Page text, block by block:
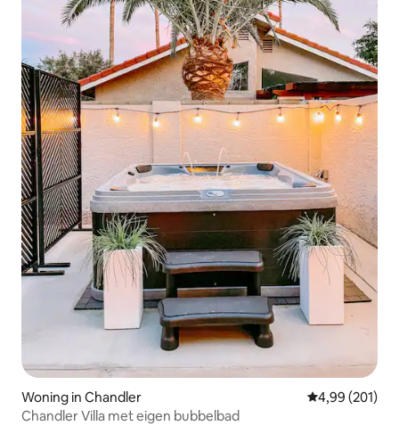
Woning in Chandler Gemiddelde
4,99 (201)
Chandler Villa met eigen bubbelbad